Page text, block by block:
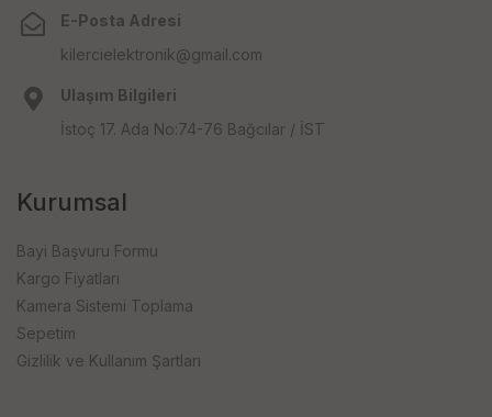
E-Posta Adresi
kilercielektronik@gmail.com
Ulaşım Bilgileri
İstoç 17. Ada No:74-76 Bağcılar / İST
Kurumsal
Bayi Başvuru Formu
Kargo Fiyatları
Kamera Sistemi Toplama
Sepetim
Gizlilik ve Kullanım Şartları